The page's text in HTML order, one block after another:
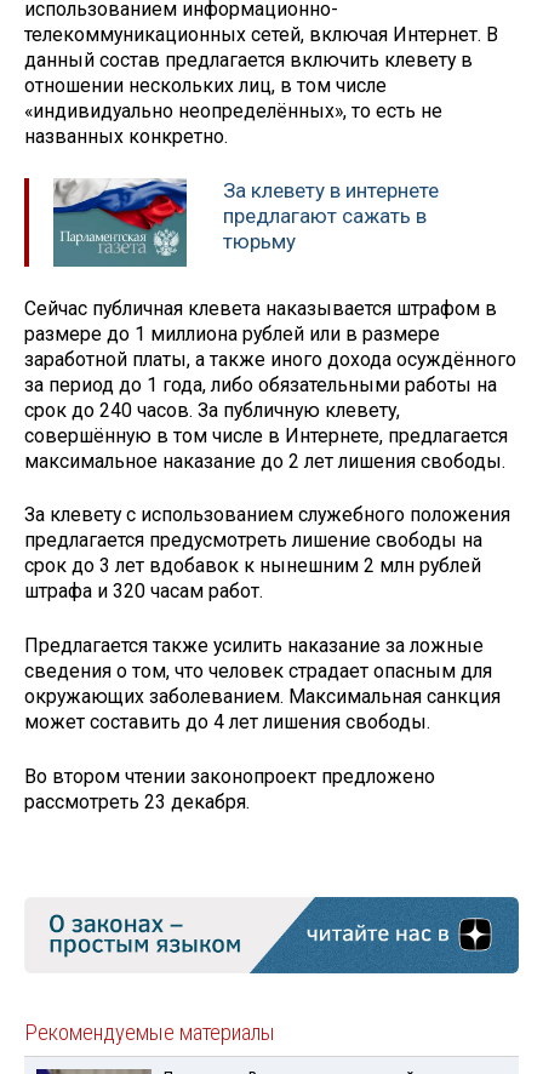
использованием информационно-
телекоммуникационных сетей, включая Интернет. В
данный состав предлагается включить клевету в
отношении нескольких лиц, в том числе
«индивидуально неопределённых», то есть не
названных конкретно.
За клевету в интернете
предлагают сажать в
тюрьму
Сейчас публичная клевета наказывается штрафом в
размере до 1 миллиона рублей или в размере
заработной платы, а также иного дохода осуждённого
за период до 1 года, либо обязательными работы на
срок до 240 часов. За публичную клевету,
совершённую в том числе в Интернете, предлагается
максимальное наказание до 2 лет лишения свободы.
За клевету с использованием служебного положения
предлагается предусмотреть лишение свободы на
срок до 3 лет вдобавок к нынешним 2 млн рублей
штрафа и 320 часам работ.
Предлагается также усилить наказание за ложные
сведения о том, что человек страдает опасным для
окружающих заболеванием. Максимальная санкция
может составить до 4 лет лишения свободы.
Во втором чтении законопроект предложено
рассмотреть 23 декабря.
Рекомендуемые материалы